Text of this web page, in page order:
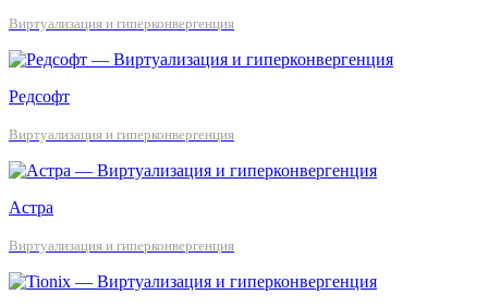
Виртуализация и гиперконвергенция
Редсофт
Виртуализация и гиперконвергенция
Астра
Виртуализация и гиперконвергенция